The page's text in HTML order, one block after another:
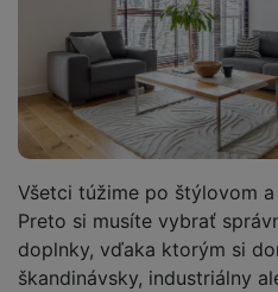
Všetci túžime po štýlovom
Preto si musíte vybrať
doplnky, vďaka ktorým si
škandinávsky, industriálny